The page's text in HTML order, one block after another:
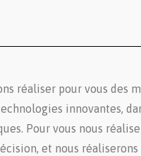
réaliser pour vous des
innovantes,
Pour vous nous
et nous